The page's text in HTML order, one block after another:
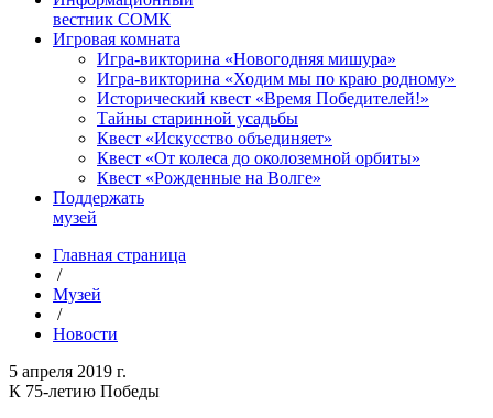
вестник СОМК
Игровая комната
Игра-викторина «Новогодняя мишура»
Игра-викторина «Ходим мы по краю родному»
Исторический квест «Время Победителей!»
Тайны старинной усадьбы
Квест «Искусство объединяет»
Квест «От колеса до околоземной орбиты»
Квест «Рожденные на Волге»
Поддержать
музей
Главная страница
/
Музей
/
Новости
5 апреля 2019 г.
К 75-летию Победы